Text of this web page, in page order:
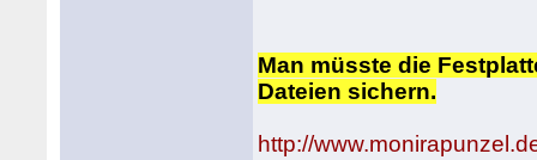
Man müsste die
Dateien sichern.
http://